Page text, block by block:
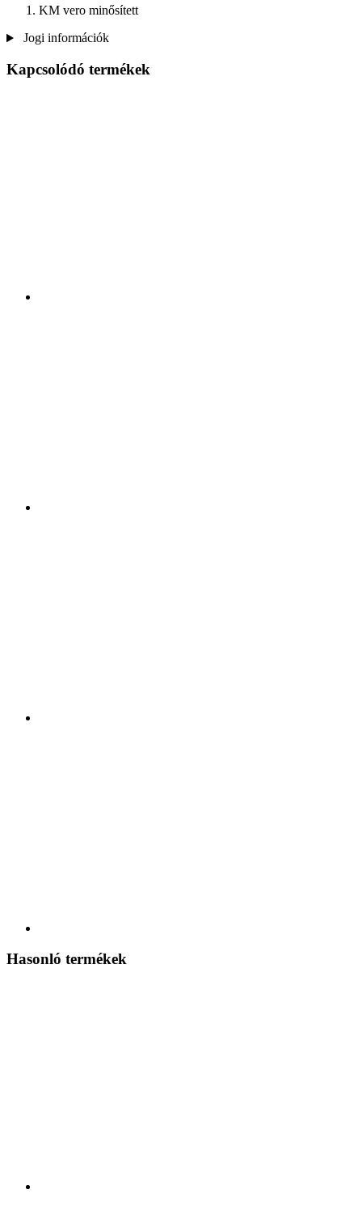
KM vero minősített
Jogi információk
Kapcsolódó termékek
Hasonló termékek